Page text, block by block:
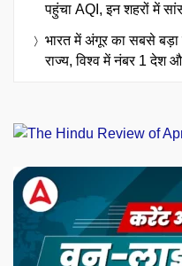
पहुंचा AQI, इन शहरों में
भारत में अंगूर का सबसे बड़ा
राज्य, विश्व में नंबर 1 देश